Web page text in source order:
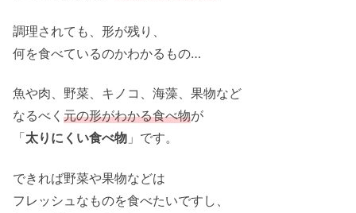
調理されても、形が残り、
何を食べているのかわかるもの…
魚や肉、野菜、キノコ、海藻、果物など
なるべく 元の形がわかる食べ物が
「太りにくい食べ物 」です。
できれば野菜や果物などは
フレッシュなものを食べたいですし、